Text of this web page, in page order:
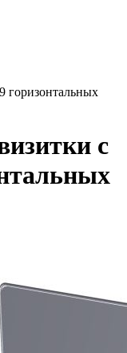
горизонтальных
с